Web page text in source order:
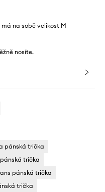
na sobě velikost M
nosíte.
pánská trička
trička
pánská trička
trička